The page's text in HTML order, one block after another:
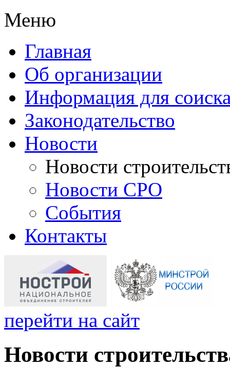
Меню
Главная
Об организации
Информация для
Законодательство
Новости
Новости
Новости СРО
События
Контакты
перейти на сайт
Новости